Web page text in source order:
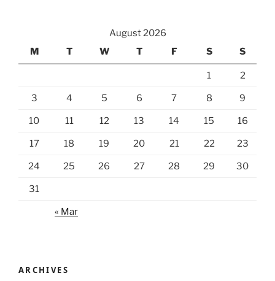
August 2026
M
T W T F S S
1 2
3 4 5 6 7 8 9
10 11 12 13 14 15 16
17 18 19 20 21 22 23
24 25 26 27 28 29 30
31
« Mar
ARCHIVES